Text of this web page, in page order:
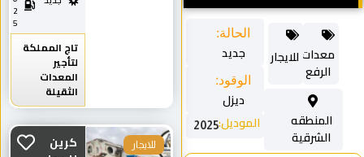
الحالة:
جديد
الوقود:
ديزل
الموديل:2025
المنطقه
الشرقية
معدات
الرفع
للايجار
2
تاج المملكة
لتأجير
المعدات
الثقيلة
كرين
للايجار